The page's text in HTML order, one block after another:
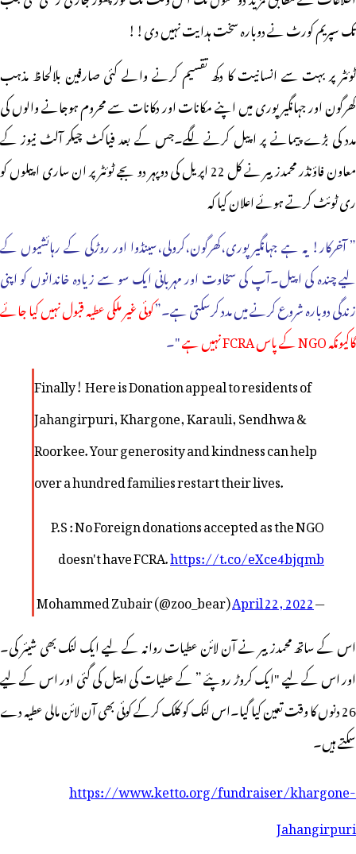
تک سپریم کورٹ نے دوبارہ سخت ہدایت نہیں دی!!
ٹوئٹر پر بہت سے انسانیت کا دکھ تقسیم کرنے والے کئی صارفین بلالحاظ مذہب
کھرگون اور جہانگیرپوری میں اپنے مکانات اور دکانات سے محروم ہوجانے والوں کی
مدد کی بڑے پیمانے پر اپیل کرنے لگے۔جس کے بعد فیاکٹ چیکر آلٹ نیوز کے
معاون فاؤنڈر محمدزبیر نے کل 22 اپریل کی دوپہر دو بجے ٹوئٹر پر ان ساری اپیلوں کو
ری ٹوئٹ کرتے ہوئے اعلان کیا کہ
” آخرکار! یہ ہے جہانگیر پوری،کھرگون،کرولی،سینڈوا اور روڑکی کے رہائشیوں کے
لیے چندہ کی اپیل۔آپ کی سخاوت اور مہربانی ایک سو سے زیادہ خاندانوں کو اپنی
زندگی دوبارہ شروع کرنے میں مدد کرسکتی ہے۔”کوئی غیر ملکی عطیہ قبول نہیں کیا جائے
گاکیونکہ NGO کے پاس FCRA نہیں ہے
"۔
Finally! Here is Donation appeal to residents of
Jahangirpuri, Khargone, Karauli, Sendhwa &
Roorkee. Your generosity and kindness can help
over a hundred families restart their lives.
P.S : No Foreign donations accepted as the NGO
doesn't have FCRA.https://t.co/eXce4bjqmb
— Mohammed Zubair (@zoo_bear)
April 22, 2022
اس کے ساتھ محمدزبیر نے آن لائن عطیات روانہ کے لیے ایک لنک بھی شیئر کی۔
اور اس کے لیے "ایک کروڑ روپئے ” کے عطیات کی اپیل کی گئی اور اس کے لیے
26 دنوں کا وقت تعین کیا گیا۔اس لنک کو کلک کرکے کوئی بھی آن لائن مالی عطیہ دے
سکتے ہیں۔
https://www.ketto.org/fundraiser/khargone-
Jahangirpuri